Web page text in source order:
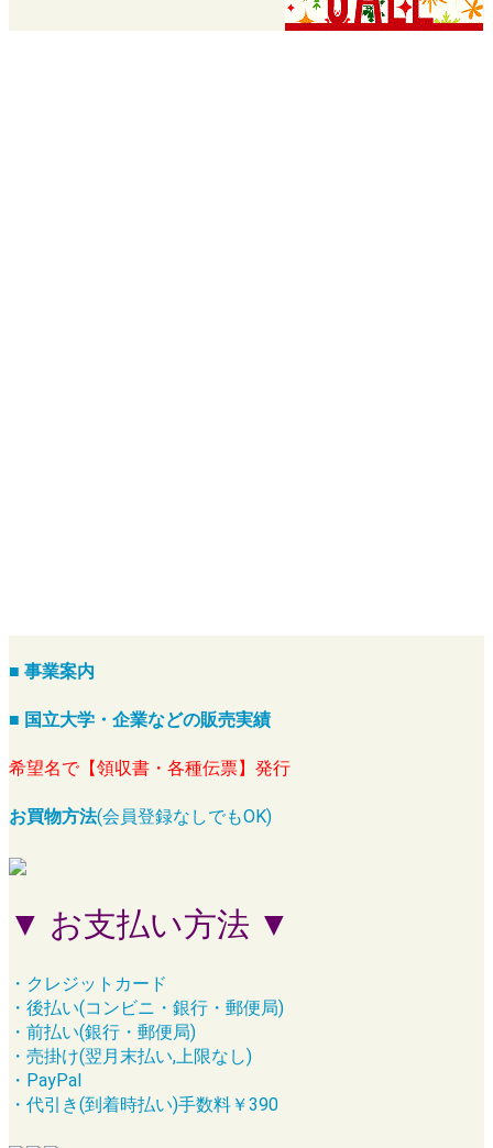
■ 事業案内
■ 国立大学・企業などの販売実績
希望名で【領収書・各種伝票】発行
お買物方法(会員登録なしでもOK)
▼ お支払い方法 ▼
・クレジットカード
・後払い(コンビニ・銀行・郵便局)
・前払い(銀行・郵便局)
・売掛け(翌月末払い,上限なし)
・PayPal
・代引き(到着時払い)手数料￥390